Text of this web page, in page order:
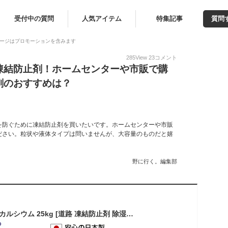
受付中の質問 人気アイテム 特集記事 質問
ジはプロモーションを含みます
285View 23コメント
防止剤！ホームセンターや市販で購
おすすめは？
ぐために凍結防止剤を買いたいです。ホームセンターや市販
い。粒状や液体タイプは問いませんが、大容量のものだと嬉
野に行く。編集部
トクヤマ 融雪剤 塩化カルシウム 25kg [道路 凍結防止剤 除湿剤 防塵剤 塩カル]